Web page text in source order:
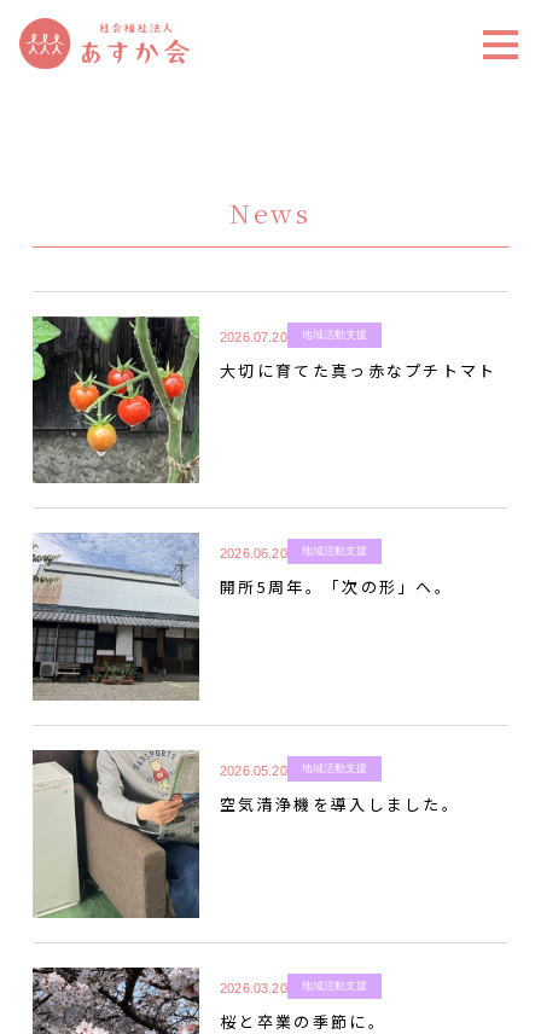
News
2026.07.20 地域活動支援
大切に育てた真っ赤なプチトマト
2026.06.20 地域活動支援
開所5周年。「次の形」へ。
2026.05.20 地域活動支援
空気清浄機を導入しました。
2026.03.20 地域活動支援
桜と卒業の季節に。